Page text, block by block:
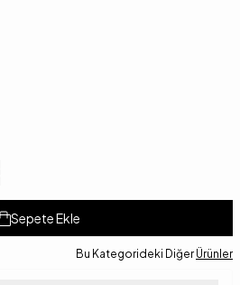
Sepete Ekle
Bu Kategorideki Diğer Ürünler